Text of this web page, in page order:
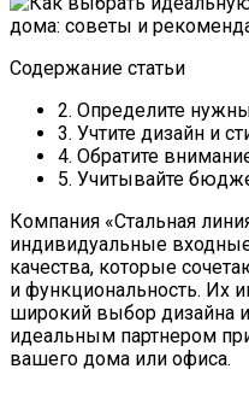
Содержание статьи
2. Определите
3. Учтите дизайн и
4. Обратите
5. Учитывайте
Компания «Стальная
индивидуальные
качества, которые
и функциональность. Их
широкий выбор дизайна
идеальным партнером
вашего дома или офиса.